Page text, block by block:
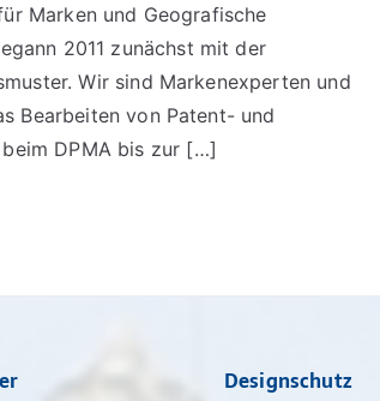
Marken und Geografische
2011 zunächst mit der
Wir sind Markenexperten und
Bearbeiten von Patent- und
DPMA bis zur […]
Designschutz